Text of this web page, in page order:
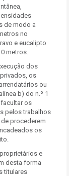
de modo a
no
e eucalipto
metros.
dos
os
ou
b) do n.º 1
os
pelos trabalhos
procederem
os
e
desta forma
titulares